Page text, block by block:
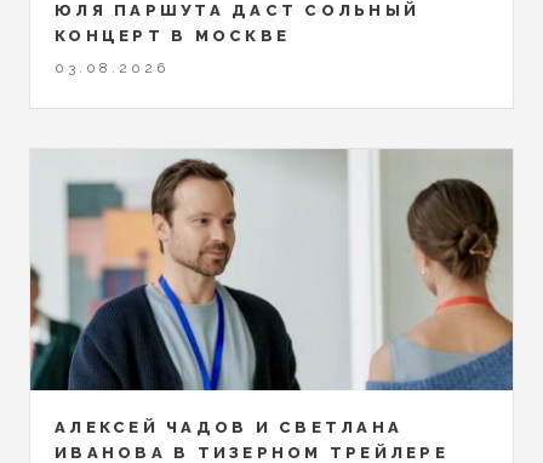
ЮЛЯ ПАРШУТА ДАСТ СОЛЬНЫЙ
КОНЦЕРТ В МОСКВЕ
03.08.2026
АЛЕКСЕЙ ЧАДОВ И СВЕТЛАНА
ИВАНОВА В ТИЗЕРНОМ ТРЕЙЛЕРЕ